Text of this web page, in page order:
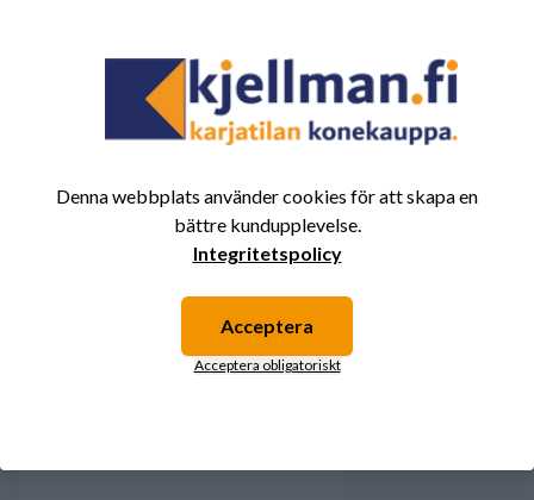
Det finns inga recensioner för den här produkten
Logga in och betygsätt produkten.
Du kanske också är intresserad av
Denna webbplats använder cookies för att skapa en
bättre kundupplevelse.
Integritetspolicy
Acceptera
Acceptera obligatoriskt